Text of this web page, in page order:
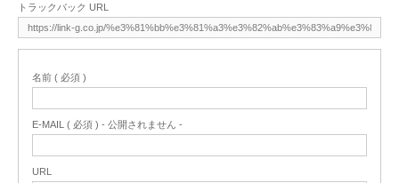
トラックバック URL
名前 ( 必須 )
E-MAIL ( 必須 ) - 公開されません -
URL